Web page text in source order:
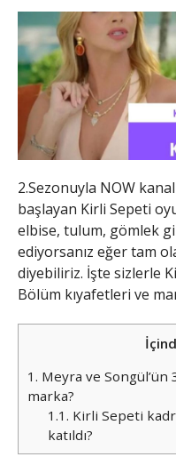
2.Sezonuyla NOW
başlayan Kirli Sepeti
elbise, tulum, gömlek
ediyorsanız eğer tam
diyebiliriz. İşte sizlerle
Bölüm kıyafetleri ve
1. Meyra ve Songül’ün
marka?
1.1. Kirli Sepeti
katıldı?